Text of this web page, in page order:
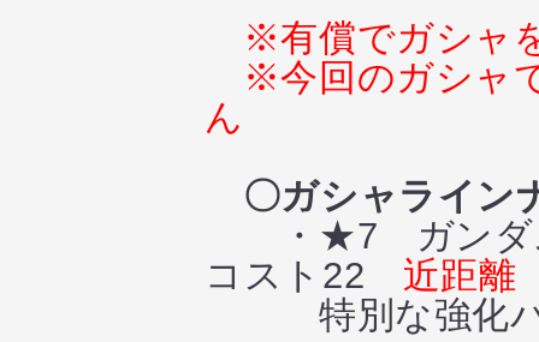
※有償でガシャ
※今回のガシャ
ん
〇ガシャライン
・★7 ガンダム
コスト22 近距離
特別な強化パ